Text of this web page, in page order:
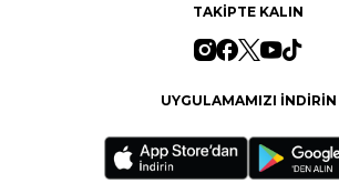
TAKİPTE KALIN
UYGULAMAMIZI İNDİRİN